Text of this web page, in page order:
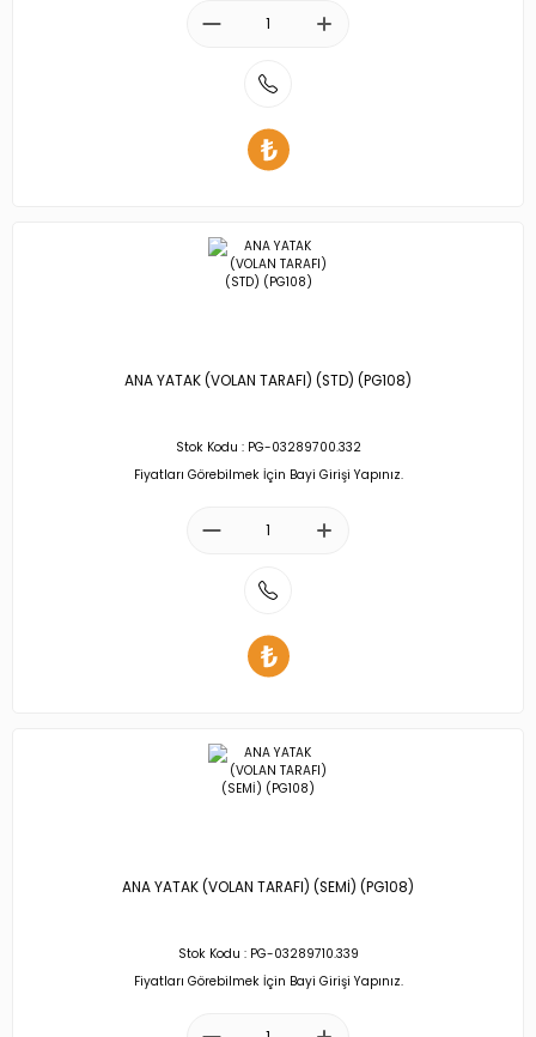
ANA YATAK (VOLAN TARAFI) (STD) (PG108)
Stok Kodu : PG-03289700.332
Fiyatları Görebilmek İçin Bayi Girişi Yapınız.
ANA YATAK (VOLAN TARAFI) (SEMİ) (PG108)
Stok Kodu : PG-03289710.339
Fiyatları Görebilmek İçin Bayi Girişi Yapınız.